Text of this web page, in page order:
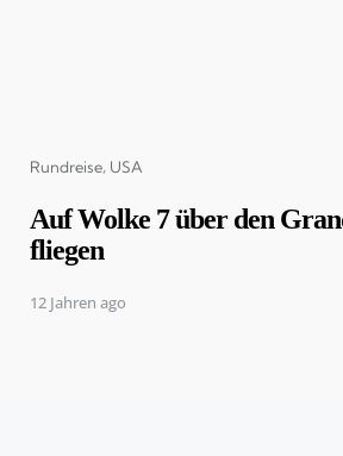
Categories
Rundreise USA
Auf Wolke 7 über den
fliegen
12 Jahren ago